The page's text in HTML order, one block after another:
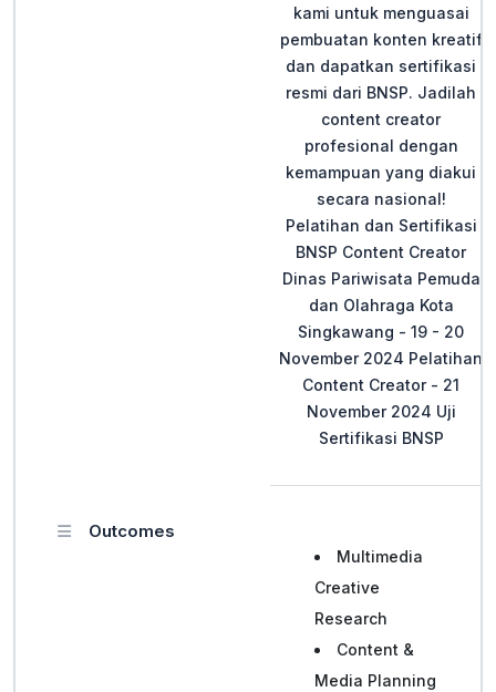
kami untuk menguasai
pembuatan konten kreatif
dan dapatkan sertifikasi
resmi dari BNSP. Jadilah
content creator
profesional dengan
kemampuan yang diakui
secara nasional!
Pelatihan dan Sertifikasi
BNSP Content Creator
Dinas Pariwisata Pemuda
dan Olahraga Kota
Singkawang - 19 - 20
November 2024 Pelatihan
Content Creator - 21
November 2024 Uji
Sertifikasi BNSP
Outcomes
Multimedia
Creative
Research
Content &
Media Planning